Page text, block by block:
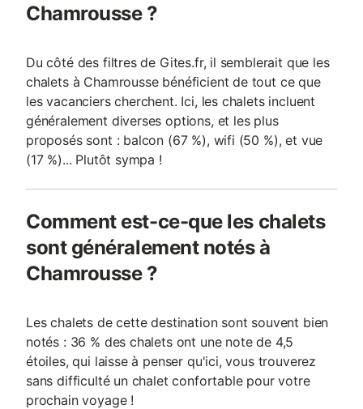
Chamrousse ?
Du côté des filtres de Gites.fr, il semblerait que les
chalets à Chamrousse bénéficient de tout ce que
les vacanciers cherchent. Ici, les chalets incluent
généralement diverses options, et les plus
proposés sont : balcon (67 %), wifi (50 %), et vue
(17 %)... Plutôt sympa !
Comment est-ce-que les chalets
sont généralement notés à
Chamrousse ?
Les chalets de cette destination sont souvent bien
notés : 36 % des chalets ont une note de 4,5
étoiles, qui laisse à penser qu'ici, vous trouverez
sans difficulté un chalet confortable pour votre
prochain voyage !